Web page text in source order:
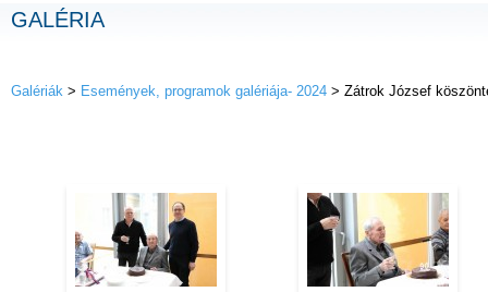
GALÉRIA
Galériák > Események, programok galériája- 2024 > Zátrok József